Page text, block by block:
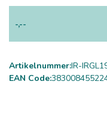
-,--
Artikelnummer:IR-
EAN Code: